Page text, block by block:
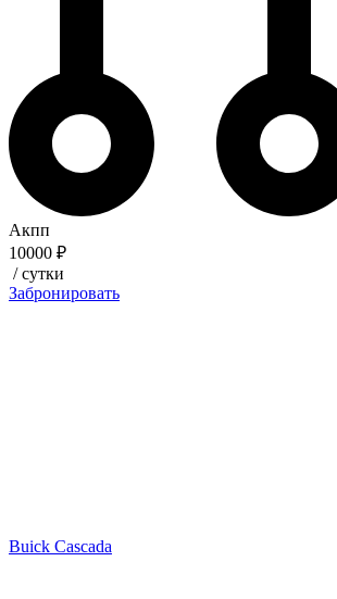
Акпп
10000 ₽
/ сутки
Забронировать
Buick Cascada